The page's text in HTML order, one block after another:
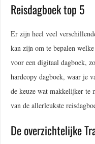
Reisdagboek top 5
Er zijn heel veel
kan zijn om te bepalen
voor een digitaal dagboek,
hardcopy dagboek, waar je
de keuze wat makkelijker te
van de allerleukste
De overzichtelijke